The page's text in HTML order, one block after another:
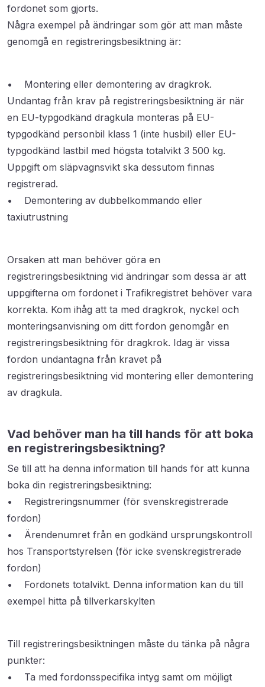
fordonet som gjorts.
Några exempel på ändringar som gör att man måste
genomgå en registreringsbesiktning är:
• Montering eller demontering av dragkrok.
Undantag från krav på registreringsbesiktning är när
en EU-typgodkänd dragkula monteras på EU-
typgodkänd personbil klass 1 (inte husbil) eller EU-
typgodkänd lastbil med högsta totalvikt 3 500 kg.
Uppgift om släpvagnsvikt ska dessutom finnas
registrerad.
• Demontering av dubbelkommando eller
taxiutrustning
Orsaken att man behöver göra en
registreringsbesiktning vid ändringar som dessa är att
uppgifterna om fordonet i Trafikregistret behöver vara
korrekta. Kom ihåg att ta med dragkrok, nyckel och
monteringsanvisning om ditt fordon genomgår en
registreringsbesiktning för dragkrok. Idag är vissa
fordon undantagna från kravet på
registreringsbesiktning vid montering eller demontering
av dragkula.
Vad behöver man ha till hands för att boka
en registreringsbesiktning?
Se till att ha denna information till hands för att kunna
boka din registreringsbesiktning:
• Registreringsnummer (för svenskregistrerade
fordon)
• Ärendenumret från en godkänd ursprungskontroll
hos Transportstyrelsen (för icke svenskregistrerade
fordon)
• Fordonets totalvikt. Denna information kan du till
exempel hitta på tillverkarskylten
Till registreringsbesiktningen måste du tänka på några
punkter:
• Ta med fordonsspecifika intyg samt om möjligt